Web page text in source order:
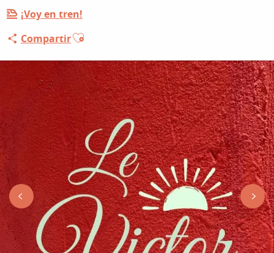
¡Voy en tren!
CompartirAjouter aux favoris